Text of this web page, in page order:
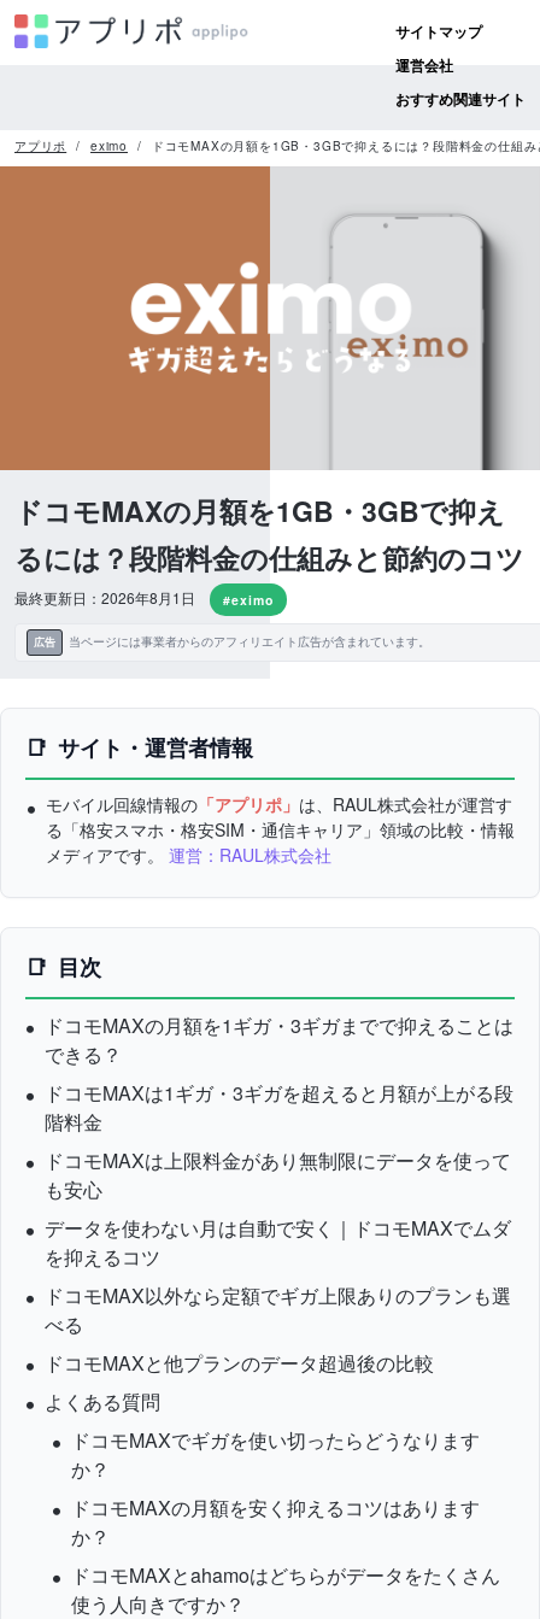
サイトマップ
運営会社
おすすめ関連サイト
アプリポ eximo ドコモMAXの月額を1GB・3GBで抑えるには？段階料金の仕組
ドコモMAXの月額を1GB・3GBで抑え
るには？段階料金の仕組みと節約のコツ
最終更新日：2026年8月1日 #eximo
広告 当ページには事業者からのアフィリエイト広告が含まれています。
サイト・運営者情報
モバイル回線情報の 「アプリポ」 は、RAUL株式会社が運営す
る「格安スマホ・格安SIM・通信キャリア」領域の比較・情報
メディアです。 運営：RAUL株式会社
目次
ドコモMAXの月額を1ギガ・3ギガまでで抑えることは
できる？
ドコモMAXは1ギガ・3ギガを超えると月額が上がる段
階料金
ドコモMAXは上限料金があり無制限にデータを使って
も安心
データを使わない月は自動で安く｜ドコモMAXでムダ
を抑えるコツ
ドコモMAX以外なら定額でギガ上限ありのプランも選
べる
ドコモMAXと他プランのデータ超過後の比較
よくある質問
ドコモMAXでギガを使い切ったらどうなります
か？
ドコモMAXの月額を安く抑えるコツはあります
か？
ドコモMAXとahamoはどちらがデータをたくさん
使う人向きですか？